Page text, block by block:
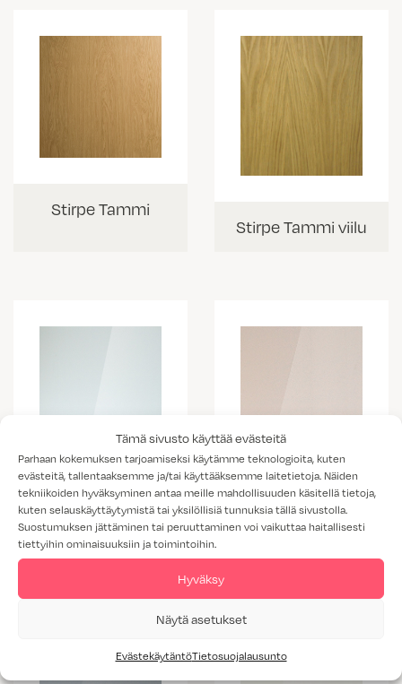
Tämä sivusto käyttää evästeitä
Parhaan kokemuksen tarjoamiseksi käytämme teknologioita, kuten
evästeitä, tallentaaksemme ja/tai käyttääksemme laitetietoja. Näiden
tekniikoiden hyväksyminen antaa meille mahdollisuuden käsitellä tietoja,
kuten selauskäyttäytymistä tai yksilöllisiä tunnuksia tällä sivustolla.
Suostumuksen jättäminen tai peruuttaminen voi vaikuttaa haitallisesti
tiettyihin ominaisuuksiin ja toimintoihin.
Hyväksy
Näytä asetukset
EvästekäytäntöTietosuojalausunto
Stirpe Tammi
Stirpe Tammi viilu
kirkas peili pronssi peili